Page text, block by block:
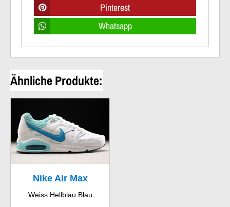
Pinterest
Whatsapp
Ähnliche Produkte:
Nike Air Max
Command Leather
Weiss Hellblau Blau